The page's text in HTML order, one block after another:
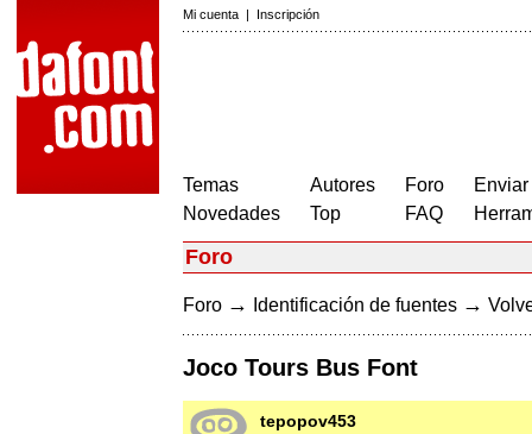
Mi cuenta | Inscripción
Temas
Novedades
Autores
Top
Foro
FAQ
Foro
Foro → Identificación de fuentes →
Joco Tours Bus Font
tepopov453